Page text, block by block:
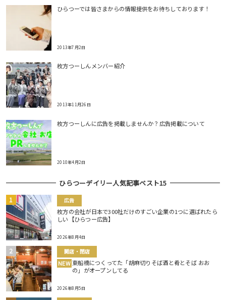
ひらつーでは皆さまからの情報提供をお待ちしております！
2013年7月2日
枚方つーしんメンバー紹介
2013年11月26日
枚方つーしんに広告を掲載しませんか？広告掲載について
2010年4月2日
ひらつーデイリー人気記事ベスト15
広告
枚方の会社が日本で300社だけのすごい企業の1つに選ばれたら
しい【ひらつー広告】
2026年8月4日
開店・閉店
NEW 東船橋につくってた「胡麻切りそば酒と肴とそば おお
の」がオープンしてる
2026年8月5日